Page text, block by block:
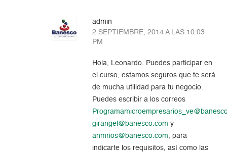
admin
2 SEPTIEMBRE, 2014 A LAS 10:03
PM
Hola, Leonardo. Puedes participar en
el curso, estamos seguros que te será
de mucha utilidad para tu negocio.
Puedes escribir a los correos
girangel@banesco.com y
anmrios@banesco.com , para
indicarte los requisitos, así como las